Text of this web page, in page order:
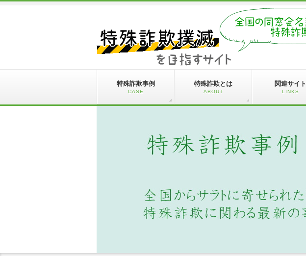
特殊詐欺事例
CASE
特殊詐欺とは
ABOUT
関連サイト
LINKS